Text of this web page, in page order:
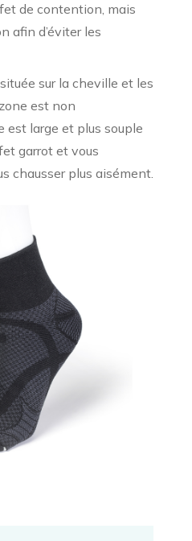
de contention, mais
afin d’éviter les
située sur la cheville et les
est non
est large et plus souple
garrot et vous
chausser plus aisément.